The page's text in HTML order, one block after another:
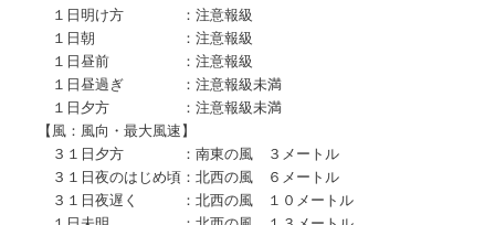
１日明け方 ：注意報級
１日朝 ：注意報級
１日昼前 ：注意報級
１日昼過ぎ ：注意報級未満
１日夕方 ：注意報級未満
【風：風向・最大風速】
３１日夕方 ：南東の風 ３メートル
３１日夜のはじめ頃：北西の風 ６メートル
３１日夜遅く ：北西の風 １０メートル